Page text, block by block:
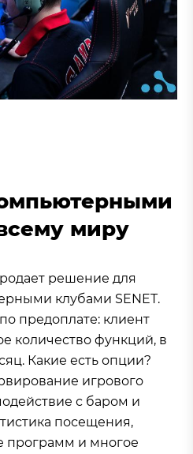
миру
решение для
клубами SENET.
предоплате: клиент
количество функций, в
Какие есть опции?
игрового
с баром и
посещения,
программ и многое